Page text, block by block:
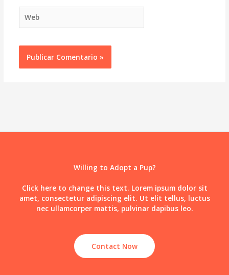
Willing to Adopt a Pup?
Click here to change this text. Lorem ipsum dolor sit
amet, consectetur adipiscing elit. Ut elit tellus, luctus
nec ullamcorper mattis, pulvinar dapibus leo.
Contact Now